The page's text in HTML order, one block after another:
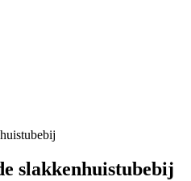
slakkenhuistubebij